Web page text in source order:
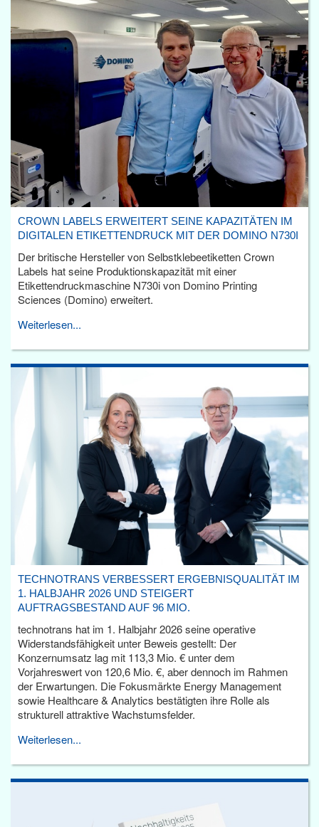
CROWN LABELS ERWEITERT SEINE KAPAZITÄTEN IM
DIGITALEN ETIKETTENDRUCK MIT DER DOMINO N730I
Der britische Hersteller von Selbstklebeetiketten Crown
Labels hat seine Produktionskapazität mit einer
Etikettendruckmaschine N730i von Domino Printing
Sciences (Domino) erweitert.
Weiterlesen...
TECHNOTRANS VERBESSERT ERGEBNISQUALITÄT IM
1. HALBJAHR 2026 UND STEIGERT
AUFTRAGSBESTAND AUF 96 MIO.
technotrans hat im 1. Halbjahr 2026 seine operative
Widerstandsfähigkeit unter Beweis gestellt: Der
Konzernumsatz lag mit 113,3 Mio. € unter dem
Vorjahreswert von 120,6 Mio. €, aber dennoch im Rahmen
der Erwartungen. Die Fokusmärkte Energy Management
sowie Healthcare & Analytics bestätigten ihre Rolle als
strukturell attraktive Wachstumsfelder.
Weiterlesen...